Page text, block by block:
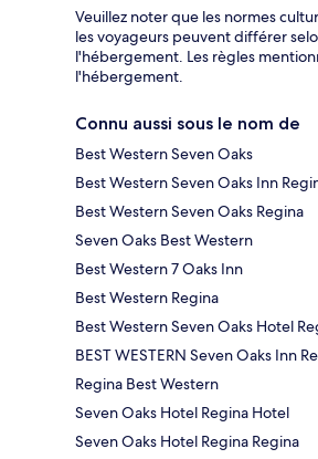
Veuillez noter que les normes
les voyageurs peuvent différer
l'hébergement. Les règles
l'hébergement.
Connu aussi sous le nom de
Best Western Seven Oaks
Best Western Seven Oaks Inn
Best Western Seven Oaks Regina
Seven Oaks Best Western
Best Western 7 Oaks Inn
Best Western Regina
Best Western Seven Oaks Hotel
BEST WESTERN Seven Oaks Inn
Regina Best Western
Seven Oaks Hotel Regina Hotel
Seven Oaks Hotel Regina Regina